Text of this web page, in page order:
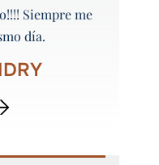
Siempre me
día.